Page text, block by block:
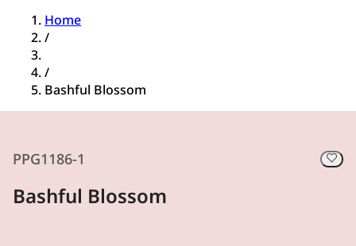
Home
/
/
Bashful Blossom
PPG1186-1
Bashful Blossom